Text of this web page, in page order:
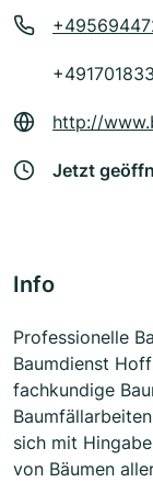
http://
Jetzt
Info
Professionelle
Baumdienst
fachkundige
sich mit
von Bäumen